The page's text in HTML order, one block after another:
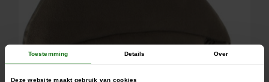
Toestemming Details Over
Deze website maakt gebruik van cookies